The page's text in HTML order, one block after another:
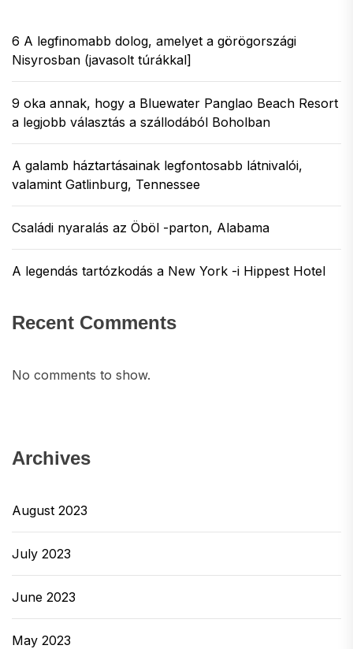
6 A legfinomabb dolog, amelyet a görögországi
Nisyrosban (javasolt túrákkal]
9 oka annak, hogy a Bluewater Panglao Beach Resort
a legjobb választás a szállodából Boholban
A galamb háztartásainak legfontosabb látnivalói,
valamint Gatlinburg, Tennessee
Családi nyaralás az Öböl -parton, Alabama
A legendás tartózkodás a New York -i Hippest Hotel
Recent Comments
No comments to show.
Archives
August 2023
July 2023
June 2023
May 2023